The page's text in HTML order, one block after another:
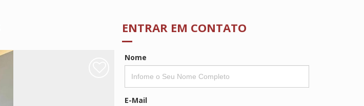
ENTRAR EM CONTATO
Nome
E-Mail